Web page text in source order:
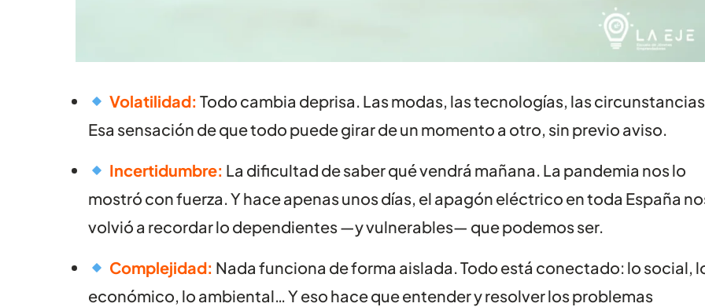
Volatilidad: Todo cambia deprisa. Las modas, las tecnologías, las
Esa sensación de que todo puede girar de un momento a otro, sin previo aviso.
Incertidumbre: La dificultad de saber qué vendrá mañana. La pandemia nos lo
mostró con fuerza. Y hace apenas unos días, el apagón eléctrico en toda España
volvió a recordar lo dependientes —y vulnerables— que podemos ser.
Complejidad: Nada funciona de forma aislada. Todo está conectado: lo social,
económico, lo ambiental… Y eso hace que entender y resolver los problemas